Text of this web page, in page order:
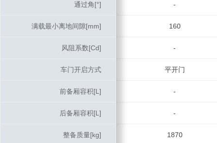
通过角[°] -
满载最小离地间隙[mm] 160
风阻系数[Cd] -
车门开启方式 平开门
前备厢容积[L] -
后备厢容积[L] -
整备质量[kg] 1870
通过角[°]
满载最小离地间隙[mm]
风阻系数[Cd]
车门开启方式
前备厢容积[L]
后备厢容积[L]
整备质量[kg]